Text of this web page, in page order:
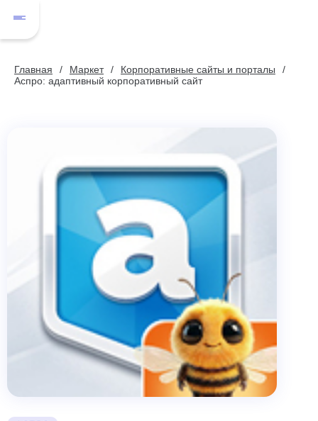
Главная Маркет
Корпоративные сайты и порталы
Аспро: адаптивный корпоративный сайт